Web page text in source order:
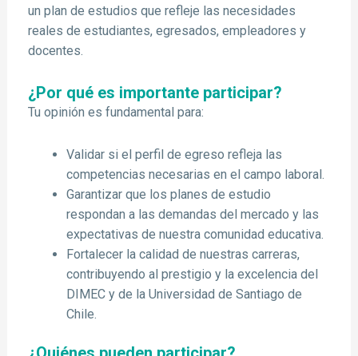
un plan de estudios que refleje las necesidades
reales de estudiantes, egresados, empleadores y
docentes.
¿Por qué es importante participar?
Tu opinión es fundamental para:
Validar si el perfil de egreso refleja las
competencias necesarias en el campo laboral.
Garantizar que los planes de estudio
respondan a las demandas del mercado y las
expectativas de nuestra comunidad educativa.
Fortalecer la calidad de nuestras carreras,
contribuyendo al prestigio y la excelencia del
DIMEC y de la Universidad de Santiago de
Chile.